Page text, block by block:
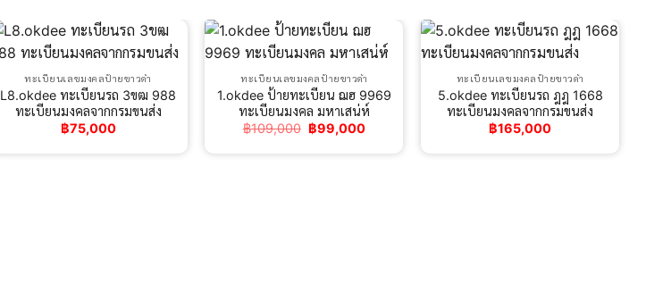
ทะเบียนเลขมงคลป้ายขาวดำ
L8.okdee ทะเบียนรถ 3ขฒ 988
ทะเบียนมงคลจากกรมขนส่ง
฿75,000
ทะเบียนเลขมงคลป้ายขาวดำ
1.okdee ป้ายทะเบียน ฌฮ 9969
ทะเบียนมงคล มหาเสน่ห์
฿109,000 Original
price
฿99,000Current
ทะเบียนเลขมงคลป้ายขาวดำ
5.okdee ทะเบียนรถ ฎฎ 1668
ทะเบียนมงคลจากกรมขนส่ง
฿165,000